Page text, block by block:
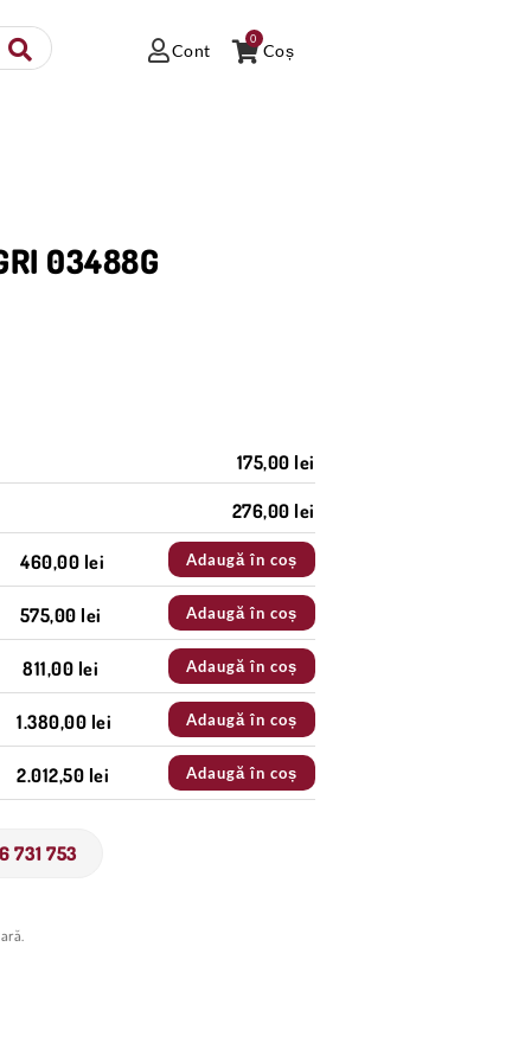
Cont Coș
0
03488G
175,00 lei
276,00 lei
460,00 lei Adaugă în coș
575,00 lei Adaugă în coș
811,00 lei Adaugă în coș
1.380,00 lei Adaugă în coș
2.012,50 lei Adaugă în coș
731 753